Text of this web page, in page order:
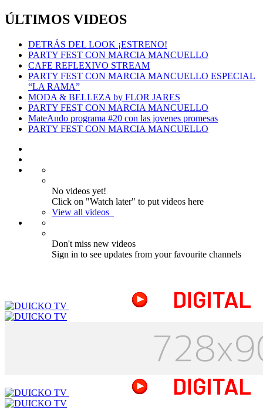
ÚLTIMOS VIDEOS
DETRÁS DEL LOOK ¡ESTRENO!
PARTY FEST CON MARCIA MANCUELLO
CAFE REFLEXIVO STREAM
PARTY FEST CON MARCIA MANCUELLO ESPECIAL
“LA RAMA”
MODA & BELLEZA by FLOR JARES
PARTY FEST CON MARCIA MANCUELLO
MateAndo programa #20 con las jovenes promesas
PARTY FEST CON MARCIA MANCUELLO
No videos yet!
Click on "Watch later" to put videos here
View all videos
Don't miss new videos
Sign in to see updates from your favourite channels